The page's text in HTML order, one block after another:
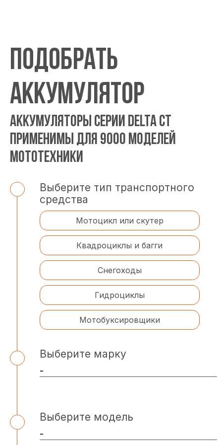
ПОДОБРАТЬ
АККУМУЛЯТОР
АККУМУЛЯТОРЫ СЕРИИ DELTA CT
ПРИМЕНИМЫ ДЛЯ 9000 МОДЕЛЕЙ
МОТОТЕХНИКИ
Выберите тип транспортного
средства
Мотоцикл или скутер
Квадроциклы и багги
Снегоходы
Гидроциклы
Мотобуксировщики
Выберите марку
Выберите модель